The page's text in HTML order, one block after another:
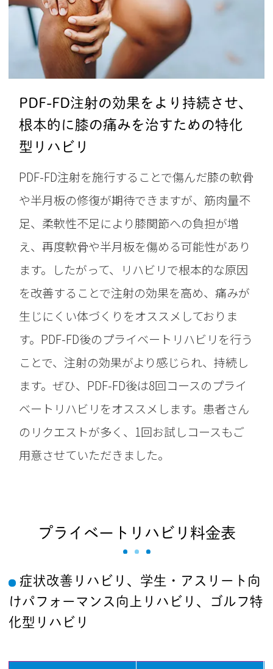
PDF-FD注射の効果をより持続させ、
根本的に膝の痛みを治すための特化
型リハビリ
PDF-FD注射を施行することで傷んだ膝の軟骨
や半月板の修復が期待できますが、筋肉量不
足、柔軟性不足により膝関節への負担が増
え、再度軟骨や半月板を傷める可能性があり
ます。したがって、リハビリで根本的な原因
を改善することで注射の効果を高め、痛みが
生じにくい体づくりをオススメしておりま
す。PDF-FD後のプライベートリハビリを行う
ことで、注射の効果がより感じられ、持続し
ます。ぜひ、PDF-FD後は8回コースのプライ
ベートリハビリをオススメします。患者さん
のリクエストが多く、1回お試しコースもご
用意させていただきました。
プライベートリハビリ料金表
症状改善リハビリ、学生・アスリート向
けパフォーマンス向上リハビリ、
ゴルフ特
化型リハビリ